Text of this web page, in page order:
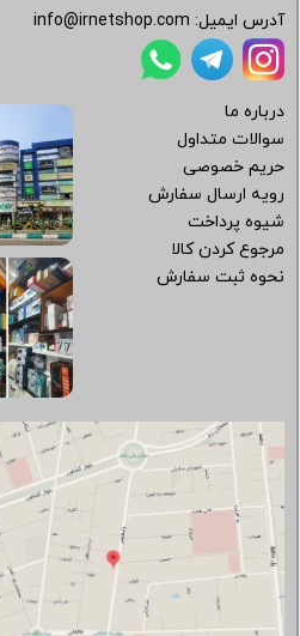
آدرس ایمیل: info@irnetshop.com
درباره ما
سوالات متداول
حریم خصوصی
رویه ارسال سفارش
شیوه پرداخت
مرجوع کردن کالا
نحوه ثبت سفارش